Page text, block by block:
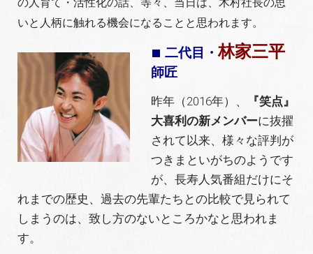
いと人柄に触れる機会になることと思われます。
■ 二代目・林家三平
師匠
昨年（2016年）、
『笑点』
大喜利の新メンバーに抜擢
されて以来、様々な評判が
つきまといがちのようです
が、長寿人気番組だけにそ
れまでの歴史、過去の先輩たちとの比較で見られて
しまうのは、致し方のないところかなと思われま
す。